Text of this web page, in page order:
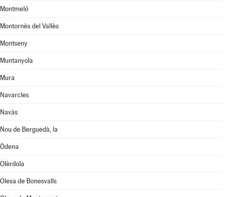
Montmeló
Montornès del Vallès
Montseny
Muntanyola
Mura
Navarcles
Navàs
Nou de Berguedà, la
Òdena
Olèrdola
Olesa de Bonesvalls